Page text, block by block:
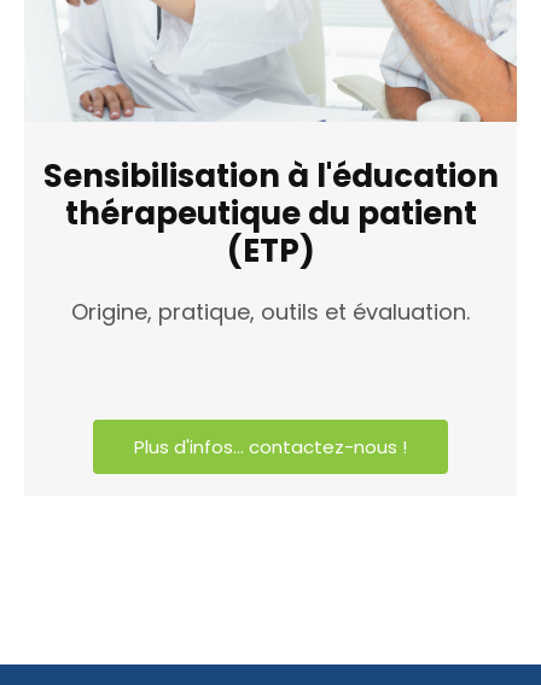
Sensibilisation à l'éducation
thérapeutique du patient
(ETP)
Origine, pratique, outils et évaluation.
Plus d'infos... contactez-nous !